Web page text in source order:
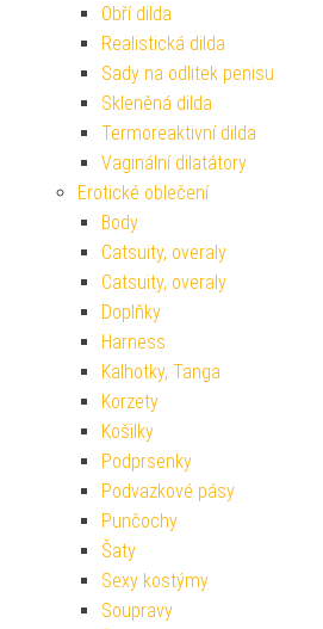
Obří dilda
Realistická dilda
Sady na odlitek penisu
Skleněná dilda
Termoreaktivní dilda
Vaginální dilatátory
Erotické oblečení
Body
Catsuity, overaly
Catsuity, overaly
Doplňky
Harness
Kalhotky, Tanga
Korzety
Košilky
Podprsenky
Podvazkové pásy
Punčochy
Šaty
Sexy kostýmy
Soupravy